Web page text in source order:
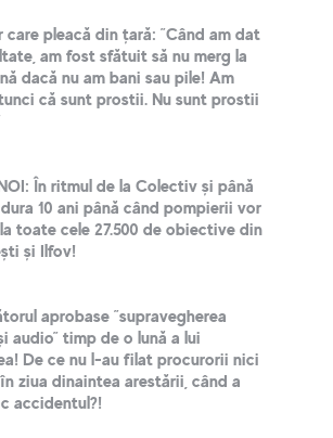
care pleacă din țară: ”Când am dat
am fost sfătuit să nu merg la
dacă nu am bani sau pile! Am
că sunt prostii. Nu sunt prostii
În ritmul de la Colectiv și până
10 ani până când pompierii vor
toate cele 27.500 de obiective din
și Ilfov!
aprobase ”supravegherea
audio” timp de o lună a lui
De ce nu l-au filat procurorii nici
ziua dinaintea arestării, când a
accidentul?!